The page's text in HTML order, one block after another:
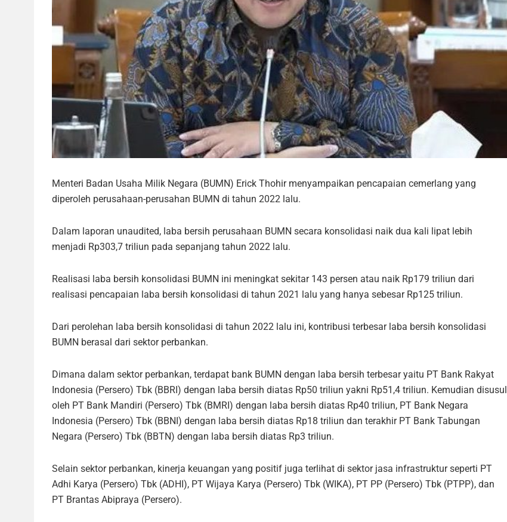
Menteri Badan Usaha Milik Negara (BUMN) Erick Thohir menyampaikan pencapaian cemerlang yang
diperoleh perusahaan-perusahan BUMN di tahun 2022 lalu.
Dalam laporan unaudited, laba bersih perusahaan BUMN secara konsolidasi naik dua kali lipat lebih
menjadi Rp303,7 triliun pada sepanjang tahun 2022 lalu.
Realisasi laba bersih konsolidasi BUMN ini meningkat sekitar 143 persen atau naik Rp179 triliun dari
realisasi pencapaian laba bersih konsolidasi di tahun 2021 lalu yang hanya sebesar Rp125 triliun.
Dari perolehan laba bersih konsolidasi di tahun 2022 lalu ini, kontribusi terbesar laba bersih konsolidasi
BUMN berasal dari sektor perbankan.
Dimana dalam sektor perbankan, terdapat bank BUMN dengan laba bersih terbesar yaitu PT Bank Rakyat
Indonesia (Persero) Tbk (BBRI) dengan laba bersih diatas Rp50 triliun yakni Rp51,4 triliun. Kemudian disusul
oleh PT Bank Mandiri (Persero) Tbk (BMRI) dengan laba bersih diatas Rp40 triliun, PT Bank Negara
Indonesia (Persero) Tbk (BBNI) dengan laba bersih diatas Rp18 triliun dan terakhir PT Bank Tabungan
Negara (Persero) Tbk (BBTN) dengan laba bersih diatas Rp3 triliun.
Selain sektor perbankan, kinerja keuangan yang positif juga terlihat di sektor jasa infrastruktur seperti PT
Adhi Karya (Persero) Tbk (ADHI), PT Wijaya Karya (Persero) Tbk (WIKA), PT PP (Persero) Tbk (PTPP), dan
PT Brantas Abipraya (Persero).